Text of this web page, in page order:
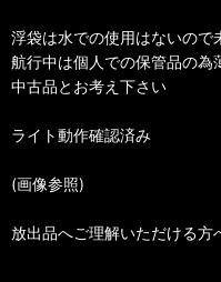
浮袋は水での使用はないので
航行中は個人での保管品の為
中古品とお考え下さい
ライト動作確認済み
(画像参照)
放出品へご理解いただける方